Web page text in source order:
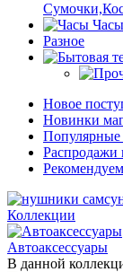
Часы
Разное
Новое
Новинки
Популярные
Распродажи
Коллекции
Автоаксессуары
В данной